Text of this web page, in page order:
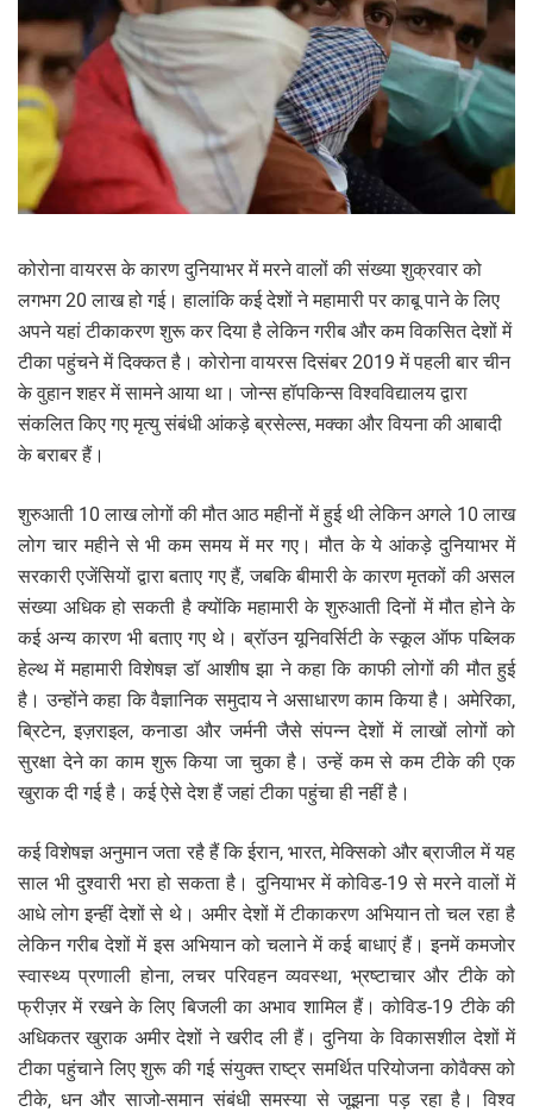
कोरोना वायरस के कारण दुनियाभर में मरने वालों की संख्या शुक्रवार को
लगभग 20 लाख हो गई। हालांकि कई देशों ने महामारी पर काबू पाने के लिए
अपने यहां टीकाकरण शुरू कर दिया है लेकिन गरीब और कम विकसित देशों में
टीका पहुंचने में दिक्कत है। कोरोना वायरस दिसंबर 2019 में पहली बार चीन
के वुहान शहर में सामने आया था। जोन्स हॉपकिन्स विश्वविद्यालय द्वारा
संकलित किए गए मृत्यु संबंधी आंकड़े ब्रसेल्स, मक्का और वियना की आबादी
के बराबर हैं।
शुरुआती 10 लाख लोगों की मौत आठ महीनों में हुई थी लेकिन अगले 10 लाख
लोग चार महीने से भी कम समय में मर गए। मौत के ये आंकड़े दुनियाभर में
सरकारी एजेंसियों द्वारा बताए गए हैं, जबकि बीमारी के कारण मृतकों की असल
संख्या अधिक हो सकती है क्योंकि महामारी के शुरुआती दिनों में मौत होने के
कई अन्य कारण भी बताए गए थे। ब्रॉउन यूनिवर्सिटी के स्कूल ऑफ पब्लिक
हेल्थ में महामारी विशेषज्ञ डॉ आशीष झा ने कहा कि काफी लोगों की मौत हुई
है। उन्होंने कहा कि वैज्ञानिक समुदाय ने असाधारण काम किया है। अमेरिका,
ब्रिटेन, इज़राइल, कनाडा और जर्मनी जैसे संपन्न देशों में लाखों लोगों को
सुरक्षा देने का काम शुरू किया जा चुका है। उन्हें कम से कम टीके की एक
खुराक दी गई है। कई ऐसे देश हैं जहां टीका पहुंचा ही नहीं है।
कई विशेषज्ञ अनुमान जता रहै हैं कि ईरान, भारत, मेक्सिको और ब्राजील में यह
साल भी दुश्वारी भरा हो सकता है। दुनियाभर में कोविड-19 से मरने वालों में
आधे लोग इन्हीं देशों से थे। अमीर देशों में टीकाकरण अभियान तो चल रहा है
लेकिन गरीब देशों में इस अभियान को चलाने में कई बाधाएं हैं। इनमें कमजोर
स्वास्थ्य प्रणाली होना, लचर परिवहन व्यवस्था, भ्रष्टाचार और टीके को
फ्रीज़र में रखने के लिए बिजली का अभाव शामिल हैं। कोविड-19 टीके की
अधिकतर खुराक अमीर देशों ने खरीद ली हैं। दुनिया के विकासशील देशों में
टीका पहुंचाने लिए शुरू की गई संयुक्त राष्ट्र समर्थित परियोजना कोवैक्स को
टीके, धन और साजो-समान संबंधी समस्या से जूझना पड़ रहा है। विश्व